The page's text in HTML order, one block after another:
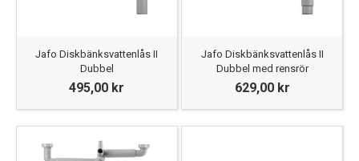
Jafo Diskbänksvattenlås II
Dubbel
495,00 kr
Jafo Diskbänksvattenlås II
Dubbel med rensrör
629,00 kr